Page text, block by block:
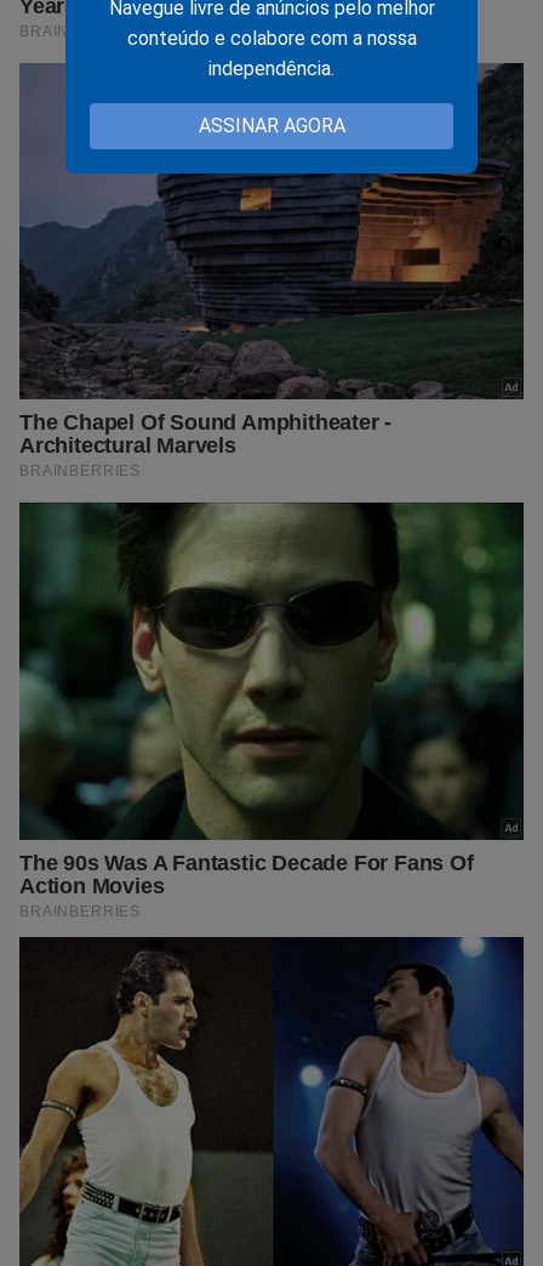
Navegue livre de anúncios pelo melhor
conteúdo e colabore com a nossa
independência.
ASSINAR AGORA